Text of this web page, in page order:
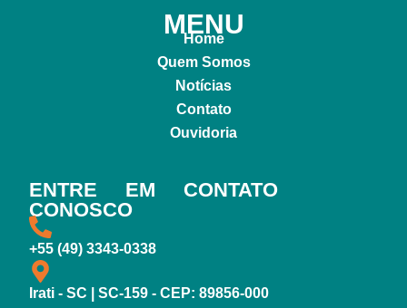
MENU
Home
Quem Somos
Notícias
Contato
Ouvidoria
ENTRE EM CONTATO
CONOSCO
+55 (49) 3343-0338
Irati - SC | SC-159 - CEP: 89856-000